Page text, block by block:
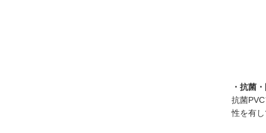
・抗菌
抗菌
性を有